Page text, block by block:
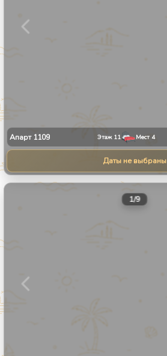
Апарт 1109 Этаж 11 Мест 4
Даты не выбраны
1/9